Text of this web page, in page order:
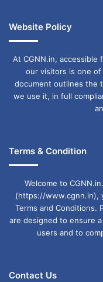
Website Policy
At CGNN.in,
our visitors is one of
document outlines the
we use it, in full
Terms & Condition
Welcome to
(https://www.cgnn.in),
Terms and Conditions.
are designed to ensure
users and to
Contact Us